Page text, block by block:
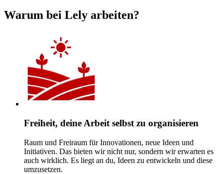
Warum bei Lely arbeiten?
Freiheit, deine Arbeit selbst zu organisieren
Raum und Freiraum für Innovationen, neue Ideen und
Initiativen. Das bieten wir nicht nur, sondern wir erwarten es
auch wirklich. Es liegt an du, Ideen zu entwickeln und diese
umzusetzen.